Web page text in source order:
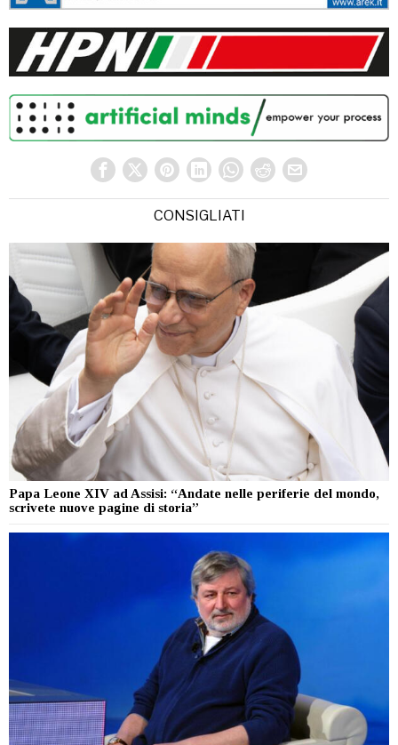
CONSIGLIATI
Papa Leone XIV ad Assisi: “Andate nelle periferie del mondo,
scrivete nuove pagine di storia”